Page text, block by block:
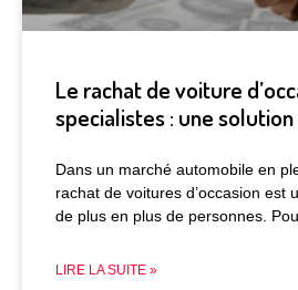
Le rachat de voiture
specialistes : une
Dans un marché automobile en
rachat de voitures d’occasion est
de plus en plus de personnes.
LIRE LA SUITE »